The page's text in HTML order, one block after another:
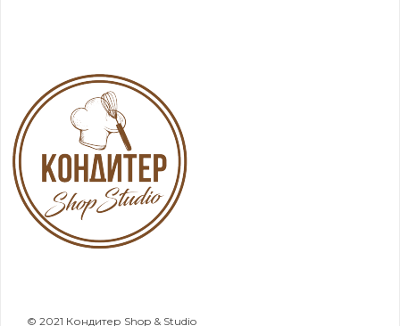
© 2021 Кондитер Shop & Studio